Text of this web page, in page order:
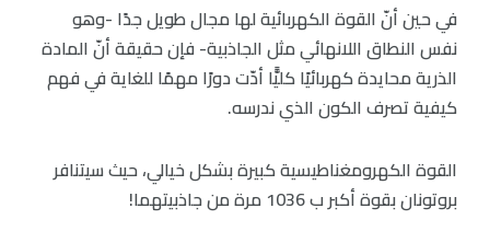
في حين أنّ القوة الكهربائية لها مجال طويل جدًا -وهو
نفس النطاق اللانهائي مثل الجاذبية- فإن حقيقة أنّ المادة
الذرية محايدة كهربائيًا كليًّا أدّت دورًا مهمًا للغاية في فهم
كيفية تصرف الكون الذي ندرسه.
القوة الكهرومغناطيسية كبيرة بشكل خيالي، حيث سيتنافر
بروتونان بقوة أكبر ب 1036 مرة من جاذبيتهما!